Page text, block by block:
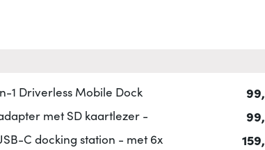
1 Driverless Mobile Dock
met SD kaartlezer -
C docking station - met 6x